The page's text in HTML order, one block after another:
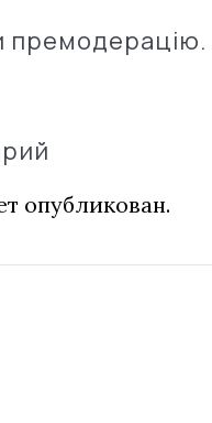
опубликован.